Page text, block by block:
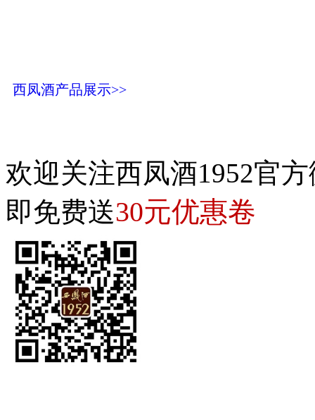
西凤酒产品展示>>
欢迎关注西凤酒1952官
即免费送30元优惠卷